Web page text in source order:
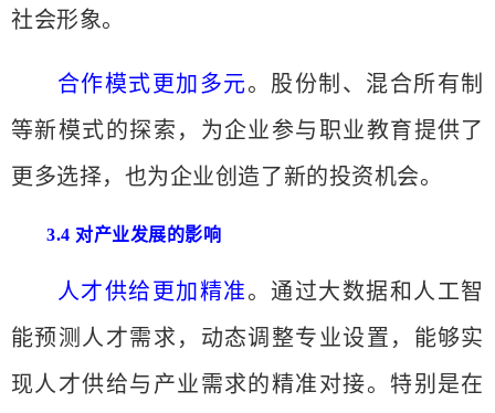
社会形象。
合作模式更加多元。股份制、混合所有制
等新模式的探索，为企业参与职业教育提供了
更多选择，也为企业创造了新的投资机会。
3.4 对产业发展的影响
人才供给更加精准。通过大数据和人工智
能预测人才需求，动态调整专业设置，能够实
现人才供给与产业需求的精准对接。特别是在